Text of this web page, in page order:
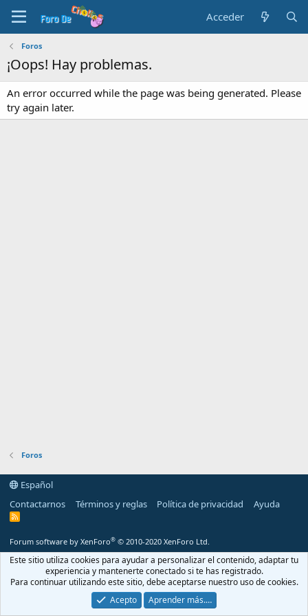
Acceder
Foros
¡Oops! Hay problemas.
An error occurred while the page was being generated. Please
try again later.
Foros
Español
Contactarnos
Términos y reglas Política de privacidad Ayuda
R
Forum software by XenForo® © 2010-2020 XenForo Ltd.
Este sitio utiliza cookies para ayudar a personalizar el contenido, adaptar tu
experiencia y mantenerte conectado si te has registrado.
Para continuar utilizando este sitio, debe aceptarse nuestro uso de cookies.
Acepto
Aprender más.…